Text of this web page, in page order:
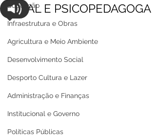
Educação
Infraestrutura e Obras
Agricultura e Meio Ambiente
Desenvolvimento Social
Desporto Cultura e Lazer
Administração e Finanças
Institucional e Governo
Políticas Públicas
SOCIAL E PSICOPEDAGOGA